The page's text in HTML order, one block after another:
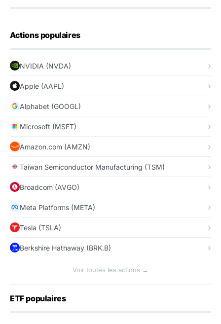
Actions populaires
NVIDIA (NVDA)
Apple (AAPL)
Alphabet (GOOGL)
Microsoft (MSFT)
Amazon.com (AMZN)
Taiwan Semiconductor Manufacturing (TSM)
Broadcom (AVGO)
Meta Platforms (META)
Tesla (TSLA)
Berkshire Hathaway (BRK.B)
Voir toutes les actions →
ETF populaires